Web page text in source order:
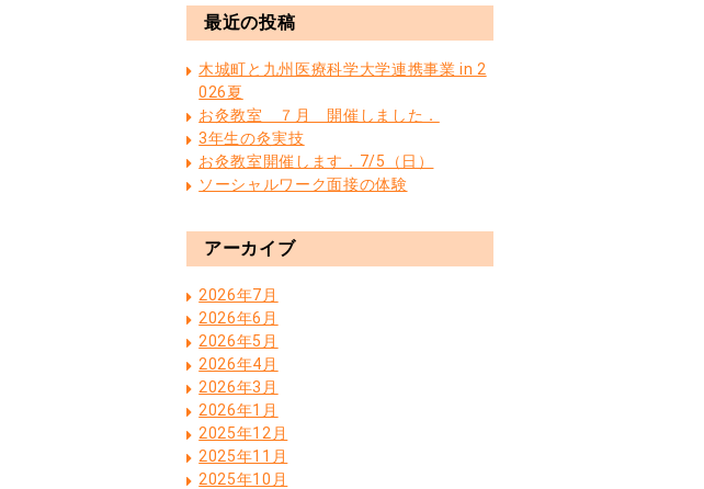
最近の投稿
木城町と九州医療科学大学連携事業 in 2
026夏
お灸教室 ７月 開催しました．
3年生の灸実技
お灸教室開催します．7/5（日）
ソーシャルワーク面接の体験
アーカイブ
2026年7月
2026年6月
2026年5月
2026年4月
2026年3月
2026年1月
2025年12月
2025年11月
2025年10月